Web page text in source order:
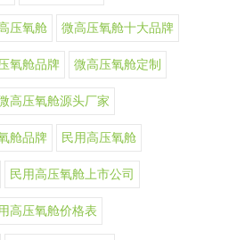
压氧舱 微高压氧舱十大品牌
氧舱品牌 微高压氧舱定制
高压氧舱源头厂家
舱品牌 民用高压氧舱
民用高压氧舱上市公司
高压氧舱价格表